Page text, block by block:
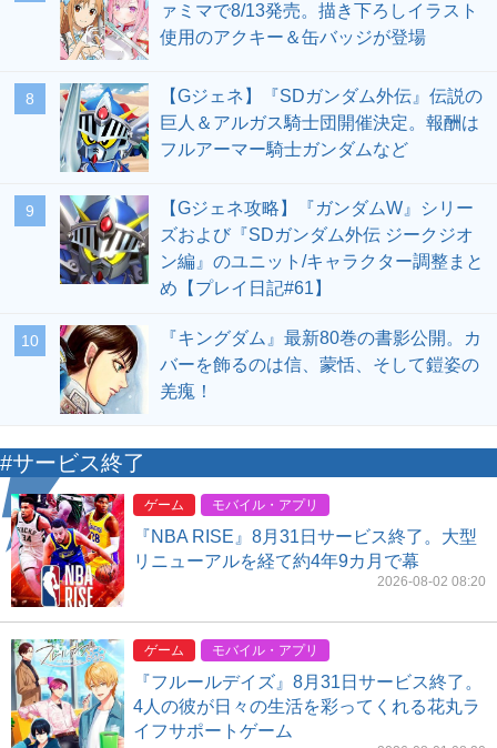
ァミマで8/13発売。描き下ろしイラスト
使用のアクキー＆缶バッジが登場
8
【Gジェネ】『SDガンダム外伝』伝説の
巨人＆アルガス騎士団開催決定。報酬は
フルアーマー騎士ガンダムなど
9
【Gジェネ攻略】『ガンダムW』シリー
ズおよび『SDガンダム外伝 ジークジオ
ン編』のユニット/キャラクター調整まと
め【プレイ日記#61】
10
『キングダム』最新80巻の書影公開。カ
バーを飾るのは信、蒙恬、そして鎧姿の
羌瘣！
#サービス終了
ゲーム モバイル・アプリ
『NBA RISE』8月31日サービス終了。大型
リニューアルを経て約4年9カ月で幕
2026-08-02 08:20
ゲーム モバイル・アプリ
『フルールデイズ』8月31日サービス終了。
4人の彼が日々の生活を彩ってくれる花丸ラ
イフサポートゲーム